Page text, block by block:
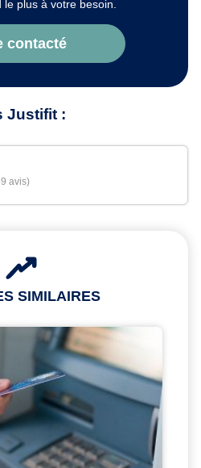
plus à votre besoin.
contacté
Justifit :
avis)
SIMILAIRES